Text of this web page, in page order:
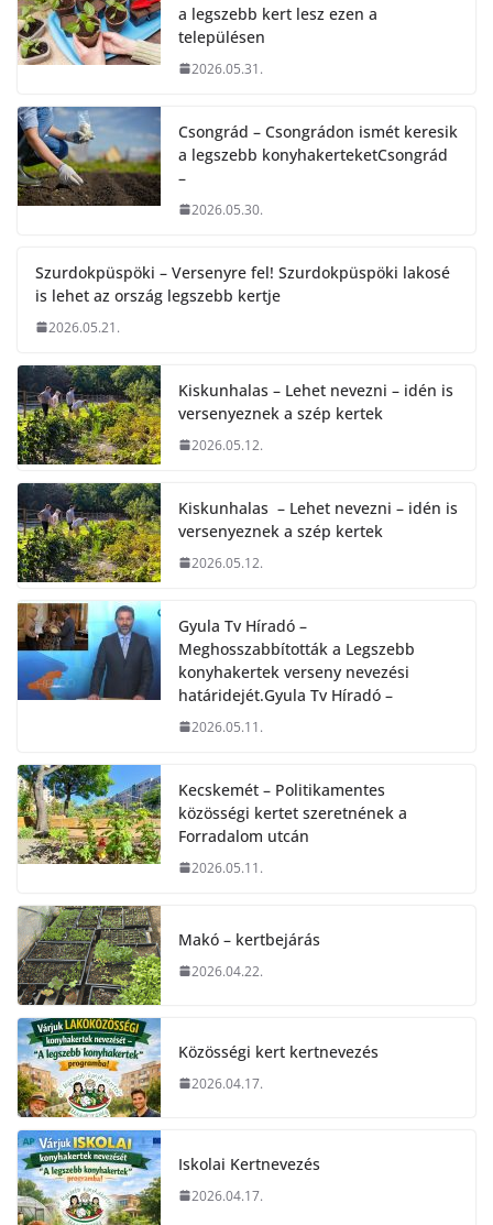
a legszebb kert lesz ezen a
településen
2026.05.31.
Csongrád – Csongrádon ismét keresik
a legszebb konyhakerteketCsongrád
–
2026.05.30.
Szurdokpüspöki – Versenyre fel! Szurdokpüspöki lakosé
is lehet az ország legszebb kertje
2026.05.21.
Kiskunhalas – Lehet nevezni – idén is
versenyeznek a szép kertek
2026.05.12.
Kiskunhalas – Lehet nevezni – idén is
versenyeznek a szép kertek
2026.05.12.
Gyula Tv Híradó –
Meghosszabbították a Legszebb
konyhakertek verseny nevezési
határidejét.Gyula Tv Híradó –
2026.05.11.
Kecskemét – Politikamentes
közösségi kertet szeretnének a
Forradalom utcán
2026.05.11.
Makó – kertbejárás
2026.04.22.
Közösségi kert kertnevezés
2026.04.17.
Iskolai Kertnevezés
2026.04.17.